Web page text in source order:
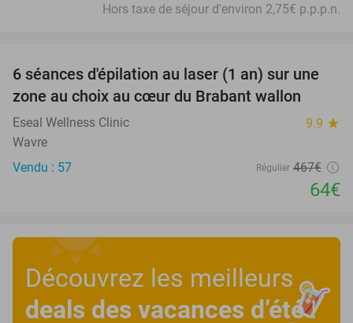
Hors taxe de séjour d'environ 2,75€ p.p.p.n.
86%
6 séances d'épilation au laser (1 an) sur une
zone au choix au cœur du Brabant wallon
Eseal Wellness Clinic 9.9 star
Wavre
Vendu : 57
Régulier 467€
64€
Découvrez les meilleurs
deals des vacances d’été!